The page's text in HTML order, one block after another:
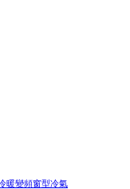
暖變頻窗型冷氣